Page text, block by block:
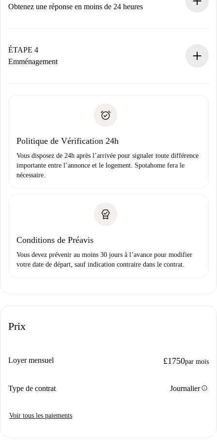
n’aura pas accepté.
Obtenez une réponse en moins de 24 heures
contact avec le propriétaire.
Si refusé : aucun prélèvement et nous vous proposerons
Justificatif de solvabilité
ÉTAPE 4
Emménagement
uniquement si aucun problème n'est signalé.
Politique de Vérification 24h
Vous disposez de 24h après l’arrivée pour signaler toute différence
importante entre l’annonce et le logement. Spotahome fera le
nécessaire.
Conditions de Préavis
Vous devez prévenir au moins 30 jours à l’avance pour modifier
votre date de départ, sauf indication contraire dans le contrat.
Prix
Loyer mensuel £1750par mois
Type de contrat Journalierinfo
Voir tous les paiements